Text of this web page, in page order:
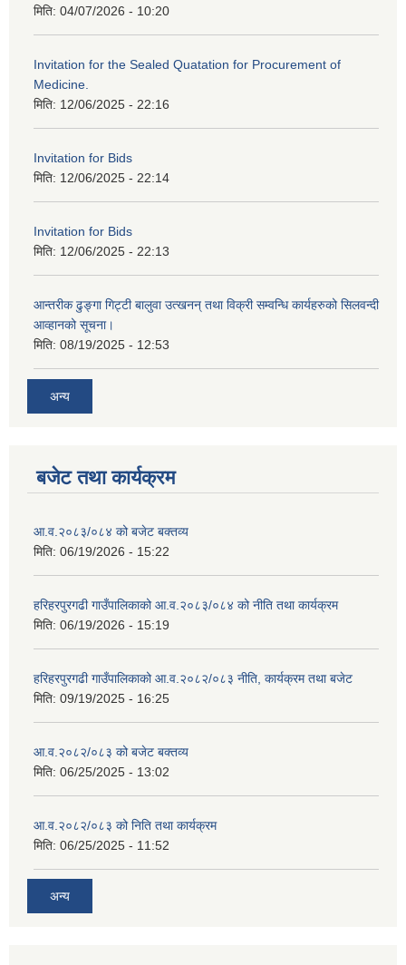
मिति: 04/07/2026 - 10:20
Invitation for the Sealed Quatation for Procurement of
Medicine.
मिति: 12/06/2025 - 22:16
Invitation for Bids
मिति: 12/06/2025 - 22:14
Invitation for Bids
मिति: 12/06/2025 - 22:13
आन्तरीक ढुङ्गा गिट्टी बालुवा उत्खनन् तथा विक्री सम्वन्धि कार्यहरुको सिलवन्दी
आव्हानको सूचना।
मिति: 08/19/2025 - 12:53
अन्य
बजेट तथा कार्यक्रम
आ.व.२०८३/०८४ को बजेट बक्तव्य
मिति: 06/19/2026 - 15:22
हरिहरपुरगढी गाउँपालिकाको आ.व.२०८३/०८४ को नीति तथा कार्यक्रम
मिति: 06/19/2026 - 15:19
हरिहरपुरगढी गाउँपालिकाको आ.व.२०८२/०८३ नीति, कार्यक्रम तथा बजेट
मिति: 09/19/2025 - 16:25
आ.व.२०८२/०८३ को बजेट बक्तव्य
मिति: 06/25/2025 - 13:02
आ.व.२०८२/०८३ को निति तथा कार्यक्रम
मिति: 06/25/2025 - 11:52
अन्य